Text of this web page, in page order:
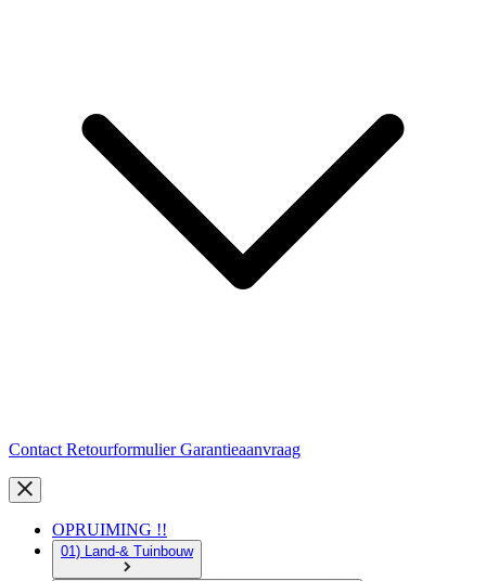
Contact RetourformulierGarantieaanvraag
OPRUIMING !!
01) Land-& Tuinbouw